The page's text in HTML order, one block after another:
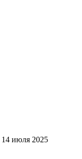
14 июля 2025